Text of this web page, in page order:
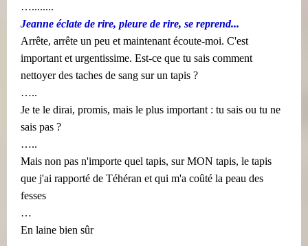
…........
Jeanne éclate de rire, pleure de rire, se reprend...
Arrête, arrête un peu et maintenant écoute-moi. C'est
important et urgentissime. Est-ce que tu sais comment
nettoyer des taches de sang sur un tapis ?
…..
Je te le dirai, promis, mais le plus important : tu sais ou tu ne
sais pas ?
…..
Mais non pas n'importe quel tapis, sur MON tapis, le tapis
que j'ai rapporté de Téhéran et qui m'a coûté la peau des
fesses
…
En laine bien sûr